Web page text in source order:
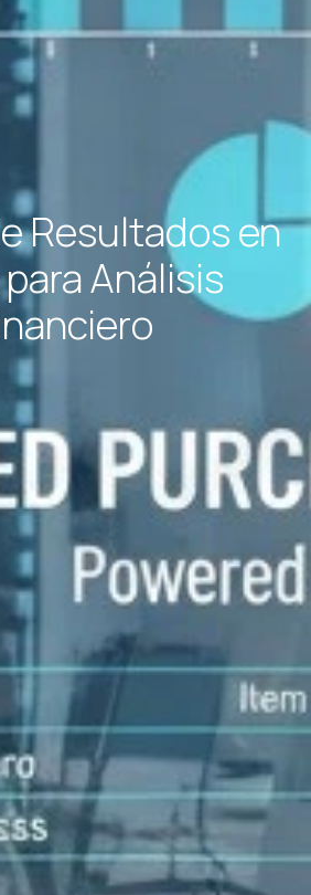
Resultados en
Análisis